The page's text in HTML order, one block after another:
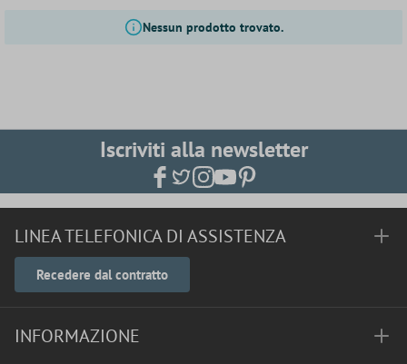
Nessun prodotto trovato.
Iscriviti alla newsletter
LINEA TELEFONICA DI ASSISTENZA
Recedere dal contratto
INFORMAZIONE